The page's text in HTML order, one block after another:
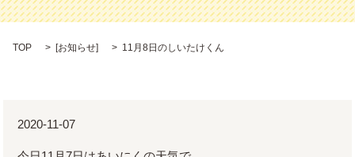
TOP [お知らせ] 11月8日のしいたけくん
2020-11-07